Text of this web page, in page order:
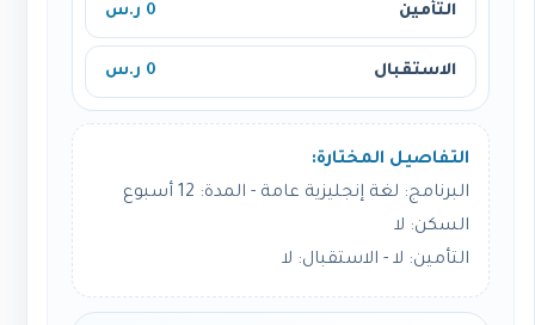
التأمين 0 ر.س
الاستقبال 0 ر.س
التفاصيل المختارة:
البرنامج: لغة إنجليزية عامة - المدة: 12 أسبوع
السكن: لا
التأمين: لا - الاستقبال: لا